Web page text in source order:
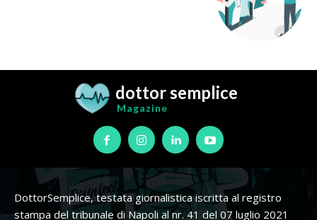
dottor semplice
Magazine
DottorSemplice, testata giornalistica iscritta al registro
stampa del tribunale di Napoli al nr. 41 del 07 luglio 2021